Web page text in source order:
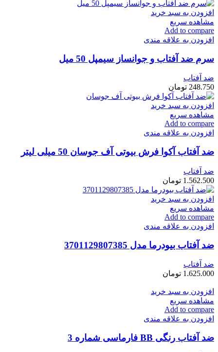
افزودن به سبد خرید
مشاهده سریع
Add to compare
افزودن به علاقه مندی
سرم ضد آفتاب و جوانساز سیمپل 50 میل
ضد آفتاب
248.750 تومان
افزودن به سبد خرید
مشاهده سریع
Add to compare
افزودن به علاقه مندی
ضد آفتاب آکوا فرش بیوتی آف جوسان 50 میلی لیتر
ضد آفتاب
1.562.500 تومان
افزودن به سبد خرید
مشاهده سریع
Add to compare
افزودن به علاقه مندی
ضد آفتاب بیودرما مدل 3701129807385
ضد آفتاب
1.625.000 تومان
افزودن به سبد خرید
مشاهده سریع
Add to compare
افزودن به علاقه مندی
ضد آفتاب رنگی BB فارماسی شماره 3